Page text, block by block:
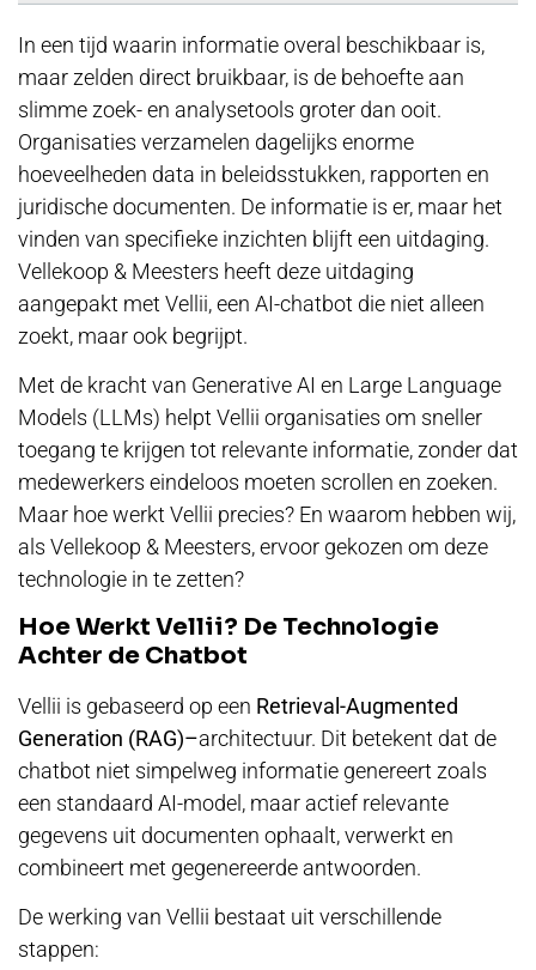
In een tijd waarin informatie overal beschikbaar is,
maar zelden direct bruikbaar, is de behoefte aan
slimme zoek- en analysetools groter dan ooit.
Organisaties verzamelen dagelijks enorme
hoeveelheden data in beleidsstukken, rapporten en
juridische documenten. De informatie is er, maar het
vinden van specifieke inzichten blijft een uitdaging.
Vellekoop & Meesters heeft deze uitdaging
aangepakt met Vellii, een AI-chatbot die niet alleen
zoekt, maar ook begrijpt.
Met de kracht van Generative AI en Large Language
Models (LLMs) helpt Vellii organisaties om sneller
toegang te krijgen tot relevante informatie, zonder dat
medewerkers eindeloos moeten scrollen en zoeken.
Maar hoe werkt Vellii precies? En waarom hebben wij,
als Vellekoop & Meesters, ervoor gekozen om deze
technologie in te zetten?
Hoe Werkt Vellii? De Technologie
Achter de Chatbot
Vellii is gebaseerd op een Retrieval-Augmented
Generation (RAG)–architectuur. Dit betekent dat de
chatbot niet simpelweg informatie genereert zoals
een standaard AI-model, maar actief relevante
gegevens uit documenten ophaalt, verwerkt en
combineert met gegenereerde antwoorden.
De werking van Vellii bestaat uit verschillende
stappen: